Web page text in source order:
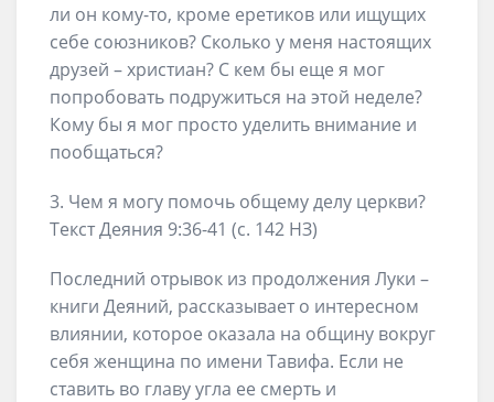
ли он кому-то, кроме еретиков или ищущих
себе союзников? Сколько у меня настоящих
друзей – христиан? С кем бы еще я мог
попробовать подружиться на этой неделе?
Кому бы я мог просто уделить внимание и
пообщаться?
3. Чем я могу помочь общему делу церкви?
Текст Деяния 9:36-41 (с. 142 НЗ)
Последний отрывок из продолжения Луки –
книги Деяний, рассказывает о интересном
влиянии, которое оказала на общину вокруг
себя женщина по имени Тавифа. Если не
ставить во главу угла ее смерть и